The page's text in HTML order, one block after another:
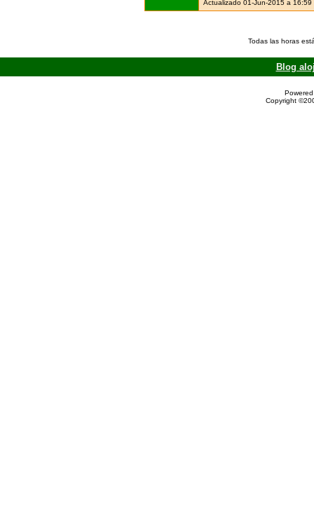
Actualizado 01-Jun-2015 a 16:59
Todas las horas
Blog
Copyright